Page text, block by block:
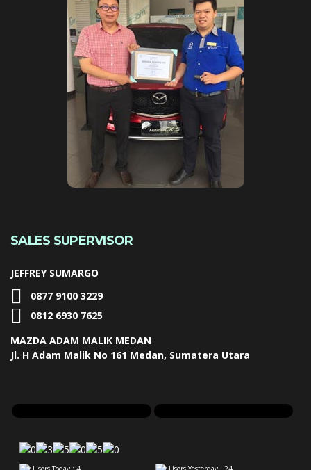
SALES SUPERVISOR
JEFFREY SUMARGO
0877 9100 3229
0812 6930 7625
MAZDA ADAM MALIK MEDAN
Jl. H Adam Malik No 161 Medan, Sumatera Utara